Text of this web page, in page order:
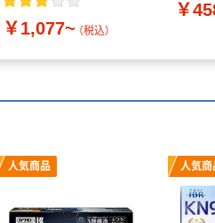
￥1,077~ （税込）
￥
人気商品 人気商